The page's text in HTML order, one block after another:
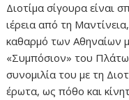
Διοτίμα σίγουρα είναι
ιέρεια από τη
καθαρμό των Αθηναίων
«Συμπόσιον» του
συνομιλία του με τη
έρωτα, ως πόθο και